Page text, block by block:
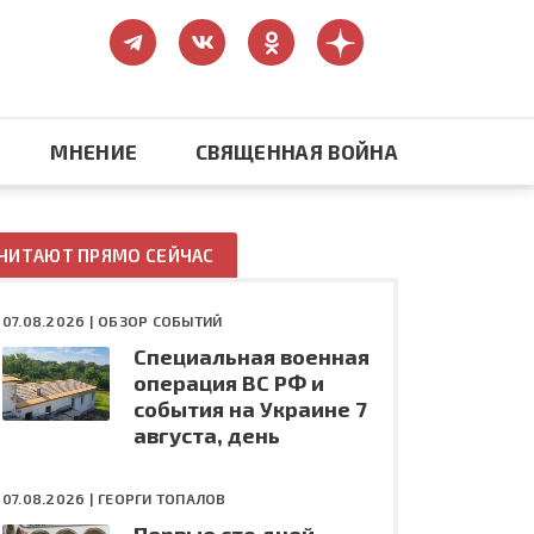
Конфликт на Украине
МНЕНИЕ СВЯЩЕННАЯ ВОЙНА
ПРЯМО СЕЙЧАС
07.08.2026 | ОБЗОР СОБЫТИЙ
Специальная военная
операция ВС РФ и
события на Украине 7
августа, день
07.08.2026 | ГЕОРГИ ТОПАЛОВ